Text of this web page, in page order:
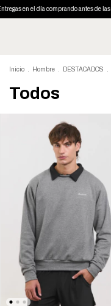
antes de las 11AM con FLEX
Inicio Hombre DESTACADOS
Todos